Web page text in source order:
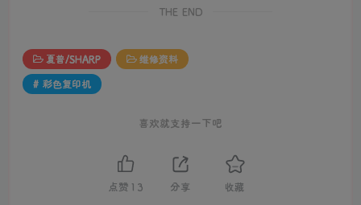
THE END
夏普/SHARP
维修资料
# 彩色复印机
喜欢就支持一下吧
点赞 13 分享 收藏